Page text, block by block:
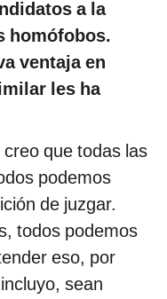
a la
homófobos.
ventaja en
les ha
que todas las
podemos
de juzgar.
todos podemos
eso, por
sean